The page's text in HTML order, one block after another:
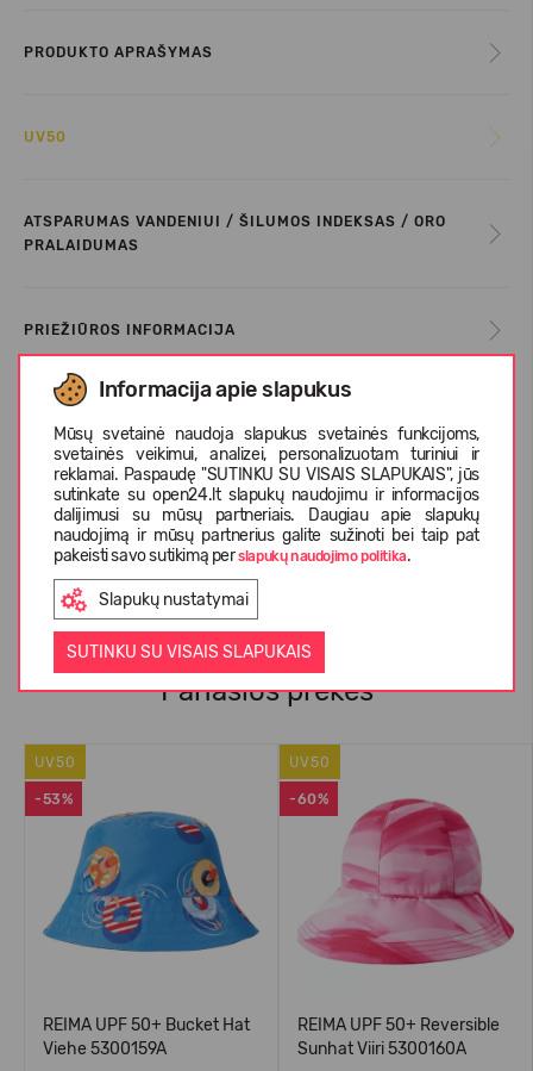
Informacija apie slapukus
Mūsų svetainė naudoja slapukus svetainės funkcijoms,
svetainės veikimui, analizei, personalizuotam turiniui ir
reklamai. Paspaudę "SUTINKU SU VISAIS SLAPUKAIS", jūs
sutinkate su open24.lt slapukų naudojimu ir informacijos
dalijimusi su mūsų partneriais. Daugiau apie slapukų
naudojimą ir mūsų partnerius galite sužinoti bei taip pat
pakeisti savo sutikimą perslapukų naudojimo politika.
Slapukų nustatymai
SUTINKU SU VISAIS SLAPUKAIS
PRODUKTO APRAŠYMAS
UV50
ATSPARUMAS VANDENIUI / ŠILUMOS INDEKSAS / ORO
PRALAIDUMAS
PRIEŽIŪROS INFORMACIJA
APIE REIMA
KLIENTŲ ATSILIEPIMAI (0)
Panašios prekės
-53%
UV50
REIMA UPF 50+ Bucket Hat
Viehe 5300159A
-60%
UV50
REIMA UPF 50+ Reversible
Sunhat Viiri 5300160A